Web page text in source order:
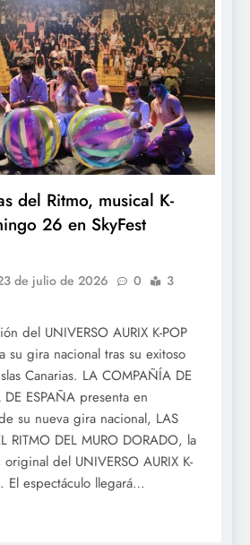
del Ritmo, musical K-
26 en SkyFest
de julio de 2026 0
3
del UNIVERSO AURIX K-POP
su gira nacional tras su exitoso
Canarias. LA COMPAÑÍA DE
DE ESPAÑA presenta en
su nueva gira nacional, LAS
RITMO DEL MURO DORADO, la
del UNIVERSO AURIX K-
El espectáculo llegará…